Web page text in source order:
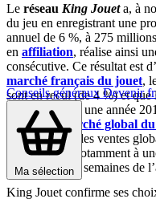
Conseils généraux Devenir
Ma sélection
Le réseau King Joueta, à
du jeu en enregistrant une
annuel de 6 %, à 275
en affiliation, réalise ainsi
consécutive. Ce résultat est
marché français du jouet,
sont en recul (de 4 %) et
(+ 6 %). Après une année
de 5 %, lemarché global
en 2019 avec des ventes
NPD), grâce notamment à
deux dernières semaines de
King Jouet confirme ses